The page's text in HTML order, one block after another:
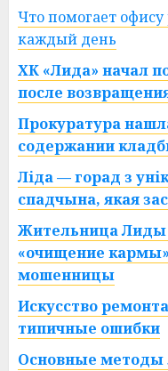
Что помогает
каждый день
ХК «Лида» начал
после
Прокуратура
содержании
Ліда — горад з
спадчына, якая
Жительница Лиды
«очищение
мошенницы
Искусство
типичные ошибки
Основные методы